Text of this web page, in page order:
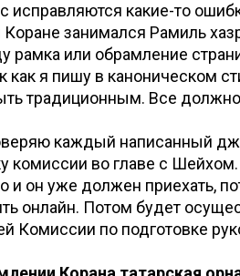
исправляются какие-то
Коране занимался Рамиль
рамка или обрамление
как я пишу в каноническом
традиционным. Все должно
каждый написанный
комиссии во главе с
и он уже должен приехать,
онлайн. Потом будет
Комиссии по подготовке